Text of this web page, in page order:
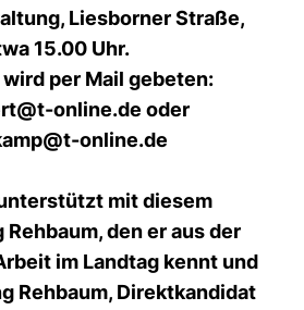
Liesborner Straße,
15.00 Uhr.
per Mail gebeten:
online.de oder
online.de
mit diesem
den er aus der
im Landtag kennt und
Rehbaum, Direktkandidat